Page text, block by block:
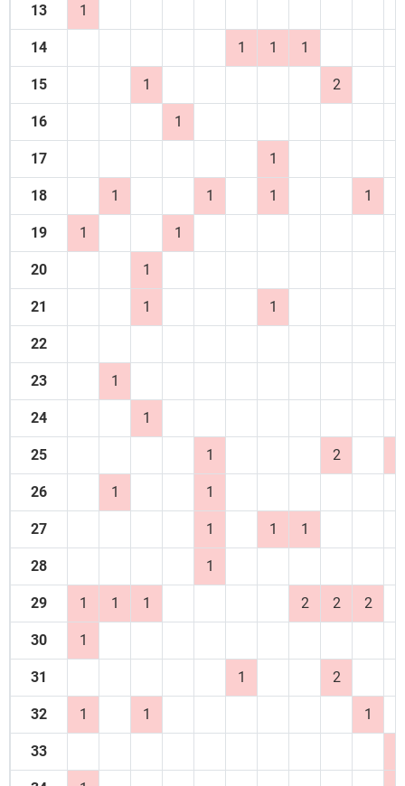
13 1
14 1 1 1
15 1 2
16 1
17 1
18 1 1 1 1
19 1 1
20 1
21 1 1
22
23 1
24 1
25 1 2
26 1 1
27 1 1 1
28 1
29 1 1 1 2 2 2
30 1
31 1 2
32 1 1 1
33